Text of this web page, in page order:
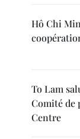
Hô Chi
To Lam
Comité de
Centre